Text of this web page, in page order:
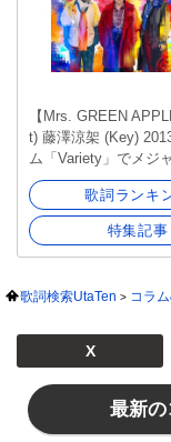
【Mrs. GREEN
t) 藤澤涼架 (Key)
ム「Variety」でメジ
歌詞ランキ
特集記事
歌詞検索UtaTen コラ
X
最新